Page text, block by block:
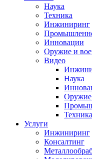
Наука
Техника
Инжиниринг
Инновации
Оружие и
Видео
Наука
Оружие
Техника
Услуги
Инжиниринг
Консалтинг